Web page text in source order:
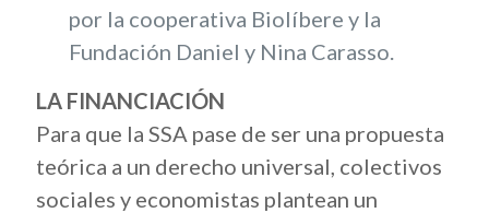
por la cooperativa Biolíbere y la
Fundación Daniel y Nina Carasso.
LA FINANCIACIÓN
Para que la SSA pase de ser una propuesta
teórica a un derecho universal, colectivos
sociales y economistas plantean un